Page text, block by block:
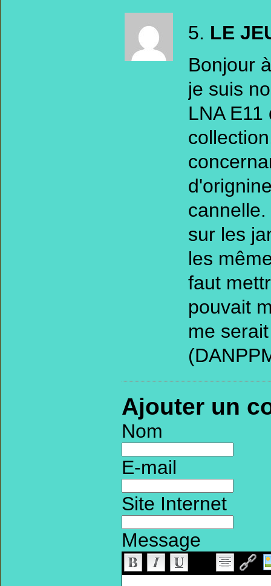
5. LE
Bonjour
je suis
LNA
sur les
les
faut
pouvait
me
Ajouter un
Nom
E-mail
Site Internet
Message